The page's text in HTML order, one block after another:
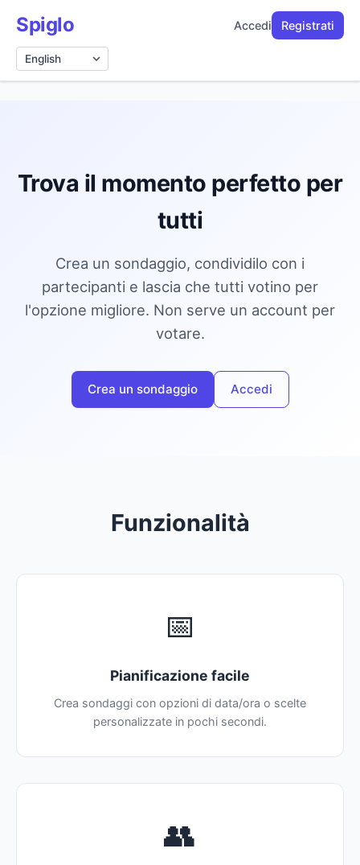
Spiglo Accedi Registrati
Lingua
Trova il momento perfetto per
tutti
Crea un sondaggio, condividilo con i
partecipanti e lascia che tutti votino per
l'opzione migliore. Non serve un account per
votare.
Crea un sondaggio Accedi
Funzionalità
📅
Pianificazione facile
Crea sondaggi con opzioni di data/ora o scelte
personalizzate in pochi secondi.
👥